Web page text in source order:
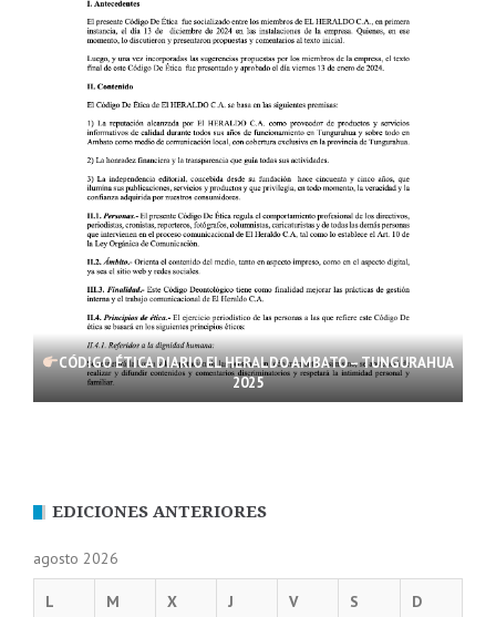
CÓDIGO ÉTICA DIARIO EL HERALDO AMBATO – TUNGURAHUA
2025
EDICIONES ANTERIORES
agosto 2026
L M X J V S D